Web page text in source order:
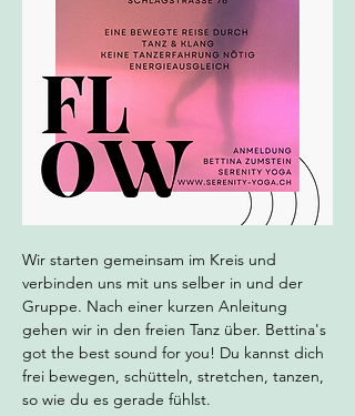
Wir starten gemeinsam im Kreis und
verbinden uns mit uns selber in und der
Gruppe. Nach einer kurzen Anleitung
gehen wir in den freien Tanz über. Bettina's
got the best sound for you! Du kannst dich
frei bewegen, schütteln, stretchen, tanzen,
so wie du es gerade fühlst.